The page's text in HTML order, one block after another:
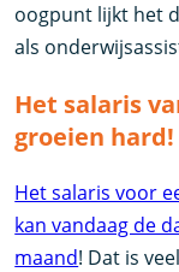
oogpunt lijkt het
als
Het salaris
groeien hard!
Het salaris voor
kan vandaag de
maand! Dat is